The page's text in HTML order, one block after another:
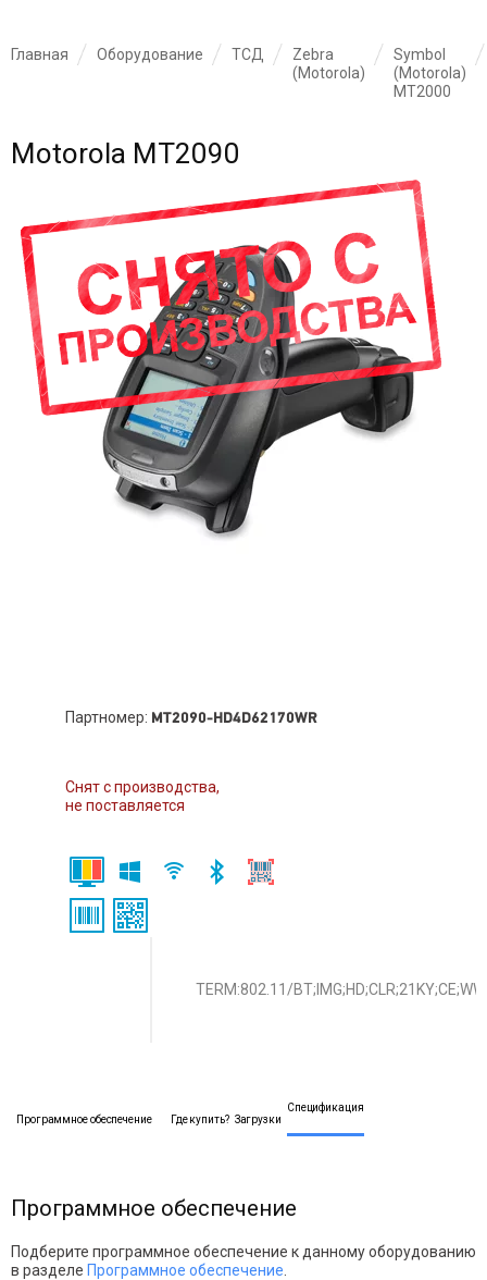
Главная Оборудование ТСД
Zebra
(Motorola)
Symbol
(Motorola)
MT2000
Motorola MT2090
Партномер: MT2090-HD4D62170WR
Снят с производства,
не поставляется
TERM:802.11/BT;IMG;HD;CLR;21KY;CE;WW
Программное обеспечение Где купить? Загрузки
Спецификация
Программное обеспечение
Подберите программное обеспечение к данному оборудованию
в разделе Программное обеспечение